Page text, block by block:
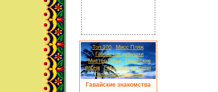
Топ 100
Мисс Пляж
Гавайские девушки
Мистер Пляж
Гавайские
парни
Гавайские встречи
Гавайские дневники
Гавайские знакомства